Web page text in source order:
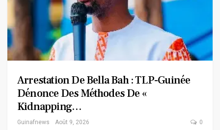
Arrestation De Bella Bah : TLP-Guinée
Dénonce Des Méthodes De «
Kidnapping…
Guinafnews Août 9, 2026 0